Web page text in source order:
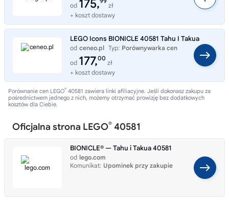
od 175,
zł
+ koszt dostawy
LEGO Icons BIONICLE 40581 Tahu I Takua
od ceneo.pl Typ: Porównywarka cen
od 177,00
zł
+ koszt dostawy
Porównanie cen LEGO® 40581 zawiera linki afiliacyjne. Jeśli dokonasz zakupu za
pośrednictwem jednego z nich, możemy otrzymać prowizję bez dodatkowych
kosztów dla Ciebie.
Oficjalna strona LEGO® 40581
BIONICLE® — Tahu i Takua 40581
od lego.com
Komunikat: Upominek przy zakupie